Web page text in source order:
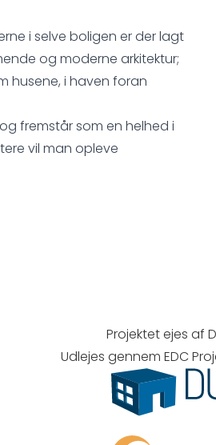
i selve boligen er der lagt
og moderne arkitektur;
husene, i haven foran
fremstår som en helhed i
vil man opleve
Projektet ejes af
Udlejes gennem EDC